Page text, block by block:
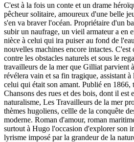
C'est à la fois un conte et un drame
pêcheur solitaire, amoureux d'une belle
s'en va braver l'océan. Propriétaire d'un
subir un naufrage, un vieil armateur a en
nièce à celui qui ira puiser au fond de
nouvelles machines encore intactes. C'est
contre les obstacles naturels et sous le
travailleurs de la mer que Gilliat parvient
révélera vain et sa fin tragique, assistant
celui qui était son amant. Publié en 1866,
Chansons des rues et des bois, dont il est
naturalisme, Les Travailleurs de la mer
thèmes hugoliens, cellle de la conquête
moderne. Roman d'amour, roman
surtout à Hugo l'occasion d'explorer son
lyrisme imposé par la grandeur de la